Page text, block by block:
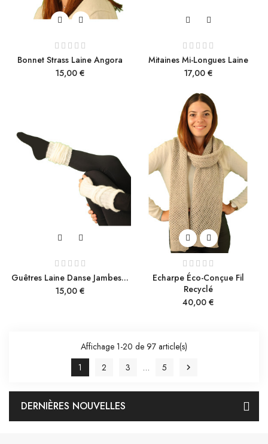
Bonnet Strass Laine Angora
Prix
15,00 €
Mitaines Mi-Longues Laine
Prix
17,00 €
Guêtres Laine Danse Jambes...
Prix
15,00 €
Echarpe Éco-Conçue Fil
Recyclé
Prix
40,00 €
Affichage 1-20 de 97 article(s)
1
2 3 … 5 
DERNIÈRES NOUVELLES